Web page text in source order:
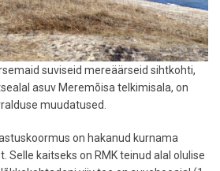
suviseid mereäärseid sihtkohti,
asuv Meremõisa telkimisala, on
muudatused.
on hakanud kurnama
Selle kaitseks on RMK teinud alal olulise